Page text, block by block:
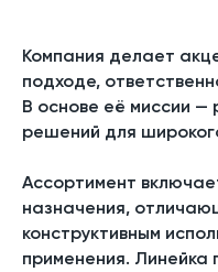
Компания делает
подходе,
В основе её миссии —
решений для
Ассортимент
назначения,
конструктивным
применения. Линейка